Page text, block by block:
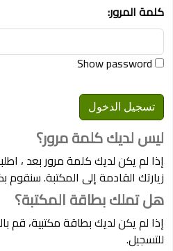
كلمة المرور:
ليس لديك كلمة مرور؟
إذا لم يكن لديك كلمة مرور بعد ،
زيارتك القادمة إلى المكتبة.
هل تملك بطاقة المكتبة؟
إذا لم يكن لديك بطاقة مكتبية، قم
للتسجيل.